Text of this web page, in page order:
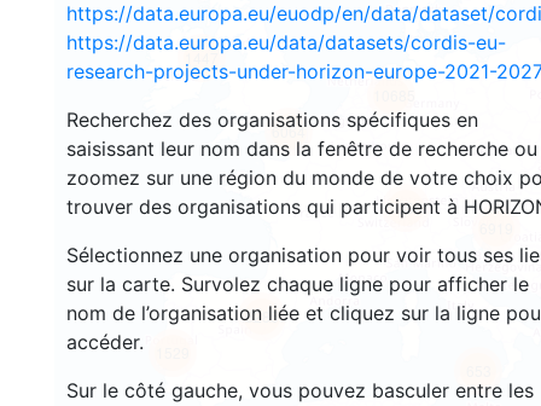
https://data.europa.eu/euodp/en/data/dataset/
https://data.europa.eu/data/datasets/cordis-eu-
research-projects-under-horizon-europe-2021-2027
Recherchez des organisations spécifiques en
saisissant leur nom dans la fenêtre de recherche ou
zoomez sur une région du monde de votre choix
trouver des organisations qui participent à
Sélectionnez une organisation pour voir tous ses
sur la carte. Survolez chaque ligne pour afficher le
nom de l’organisation liée et cliquez sur la ligne
accéder.
Sur le côté gauche, vous pouvez basculer entre les
1447
6064
6285
9058